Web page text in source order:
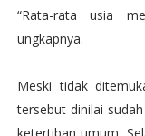
“Rata-rata usia
ungkapnya.
Meski tidak
tersebut dinilai
ketertiban umum.